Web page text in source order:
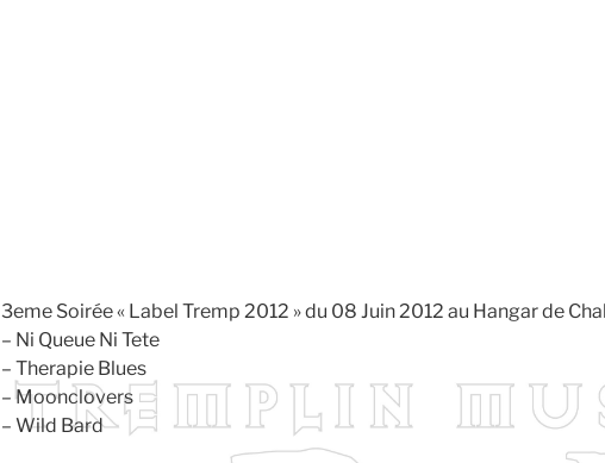
3eme Soirée « Label Tremp 2012 » du 08 Juin 2012 au Hangar de
– Ni Queue Ni Tete
– Therapie Blues
– Moonclovers
– Wild Bard